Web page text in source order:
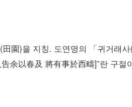
園)을 지칭. 도연명의 「귀거래
余以春及 將有事於西疇]”란 구절